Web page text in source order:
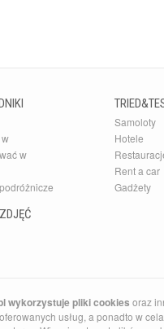
w
Samoloty
Hotele
Rent a car
Gadżety
wykorzystuje pliki cookies oraz
usług, a ponadto w